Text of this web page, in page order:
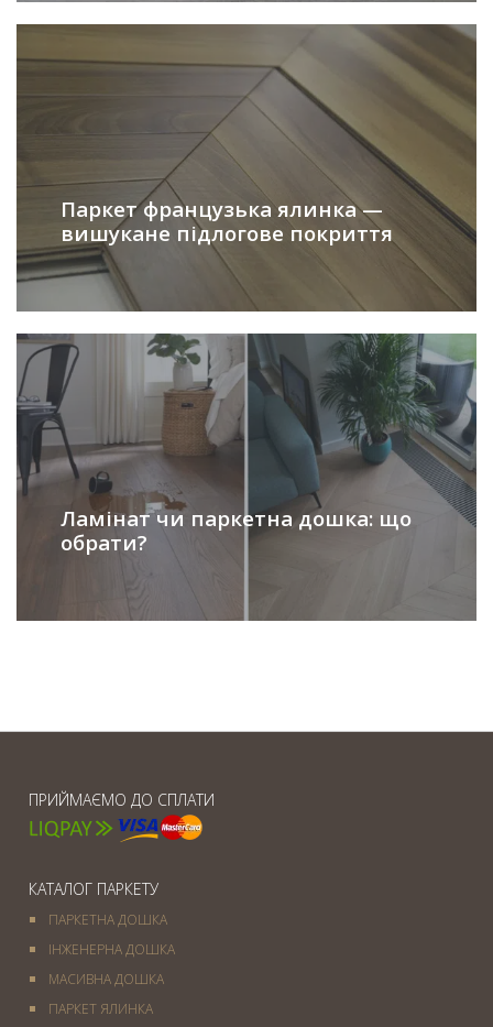
Паркет французька ялинка —
вишукане підлогове покриття
Ламінат чи паркетна дошка: що
обрати?
ПРИЙМАЄМО ДО СПЛАТИ
КАТАЛОГ ПАРКЕТУ
ПАРКЕТНА ДОШКА
ІНЖЕНЕРНА ДОШКА
МАСИВНА ДОШКА
ПАРКЕТ ЯЛИНКА